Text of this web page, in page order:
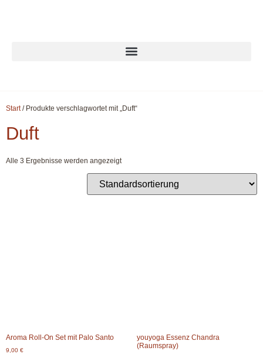
Start/ Produkte verschlagwortet mit „Duft“
Duft
Alle 3 Ergebnisse werden angezeigt
Aroma Roll-On Set mit Palo Santo
9,00 €
youyoga Essenz Chandra
(Raumspray)